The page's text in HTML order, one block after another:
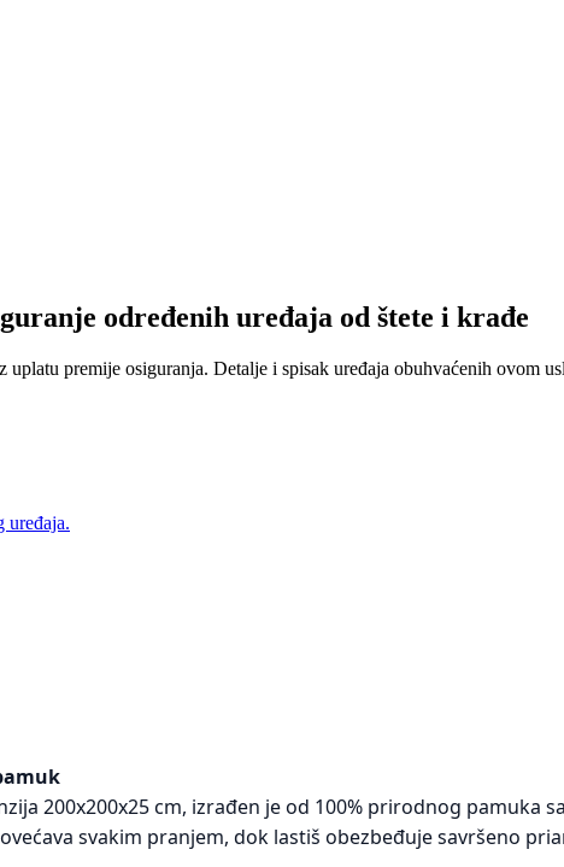
određenih uređaja od štete i krađe
uplatu premije osiguranja. Detalje i spisak uređaja obuhvaćenih ovom
uređaja.
200x200x25 cm, izrađen je od 100% prirodnog pamuka
svakim pranjem, dok lastiš obezbeđuje savršeno